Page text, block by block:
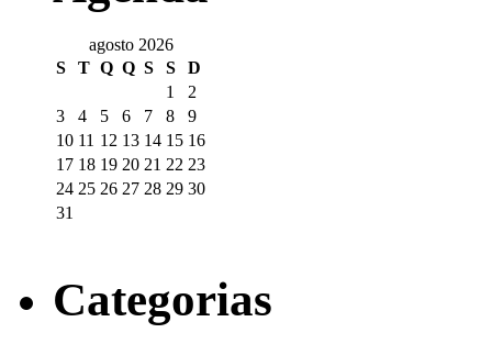
agosto 2026
S
T Q Q S S
D
1
2
3
4 5 6 7 8
9
10 11 12 13 14 15 16
17 18 19 20 21 22 23
24 25 26 27 28 29 30
31
Categorias